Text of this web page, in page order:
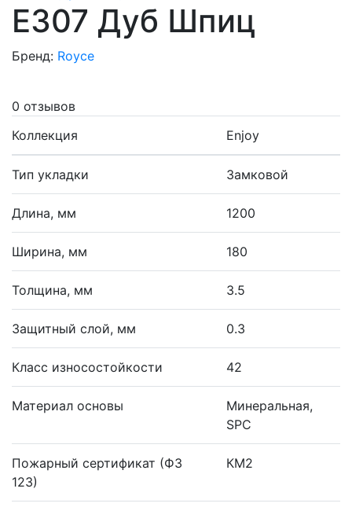
Е307 Дуб Шпиц
Бренд: Royce
0 отзывов
Коллекция
Enjoy
Тип укладки Замковой
Длина, мм 1200
Ширина, мм 180
Толщина, мм 3.5
Защитный слой, мм 0.3
Класс износостойкости 42
Материал основы
Минеральная,
SPC
Пожарный сертификат (ФЗ
123)
КМ2